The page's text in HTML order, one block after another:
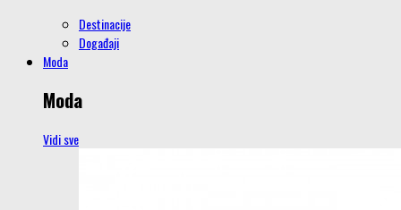
Destinacije
Događaji
Moda
Moda
Vidi sve